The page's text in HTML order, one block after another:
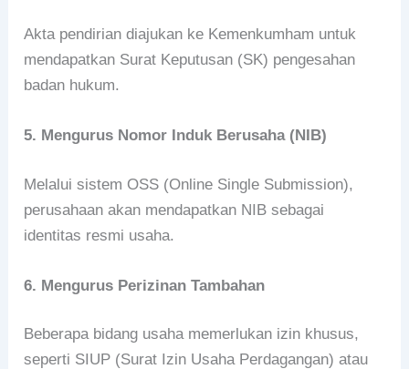
Akta pendirian diajukan ke Kemenkumham untuk
mendapatkan Surat Keputusan (SK) pengesahan
badan hukum.
5. Mengurus Nomor Induk Berusaha (NIB)
Melalui sistem OSS (Online Single Submission),
perusahaan akan mendapatkan NIB sebagai
identitas resmi usaha.
6. Mengurus Perizinan Tambahan
Beberapa bidang usaha memerlukan izin khusus,
seperti SIUP (Surat Izin Usaha Perdagangan) atau